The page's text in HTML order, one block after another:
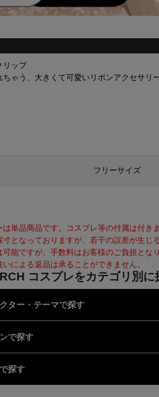
リップ
ゃう、大きくて可愛いリボンアクセサリ
フリーサイズ
単品商品です。コスプレ等の付属は付きま
となっておりますが、若干の誤差が生じ
能ですが、手数料はお客様のご負担となり
による返品は承ることができません。